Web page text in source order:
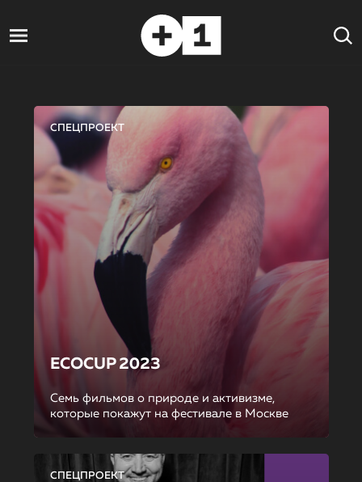
СПЕЦПРОЕКТ
ECOCUP 2023
Семь фильмов о природе и активизме,
которые покажут на фестивале в Москве
СПЕЦПРОЕКТ